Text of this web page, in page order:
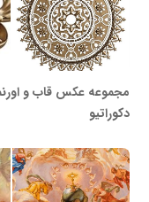
مجموعه عکس قاب و
دکوراتیو